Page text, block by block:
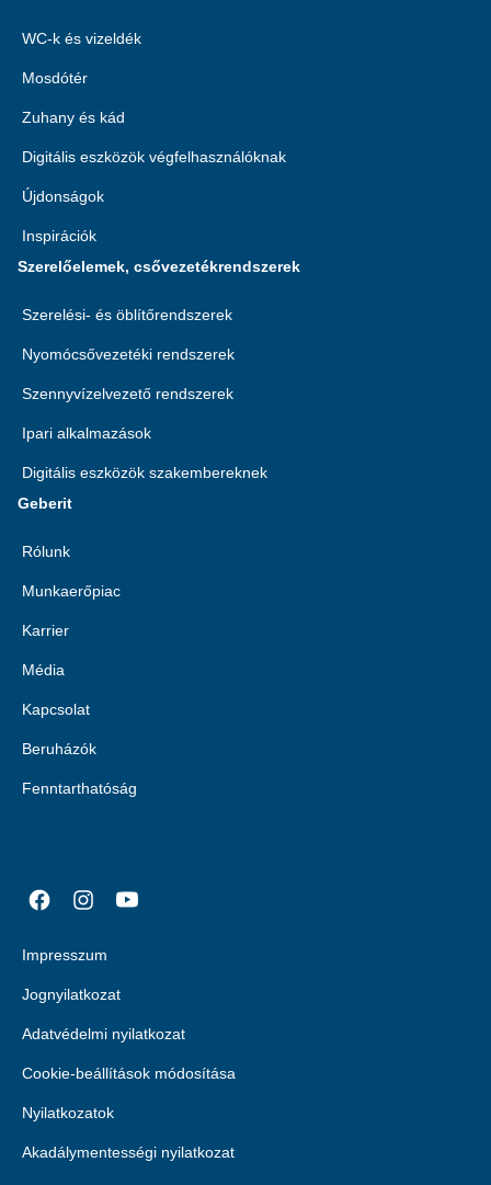
WC-k és vizeldék
Mosdótér
Zuhany és kád
Digitális eszközök végfelhasználóknak
Újdonságok
Inspirációk
Szerelőelemek, csővezetékrendszerek
Szerelési- és öblítőrendszerek
Nyomócsővezetéki rendszerek
Szennyvízelvezető rendszerek
Ipari alkalmazások
Digitális eszközök szakembereknek
Geberit
Rólunk
Munkaerőpiac
Karrier
Média
Kapcsolat
Beruházók
Fenntarthatóság
Impresszum
Jognyilatkozat
Adatvédelmi nyilatkozat
Cookie-beállítások módosítása
Nyilatkozatok
Akadálymentességi nyilatkozat